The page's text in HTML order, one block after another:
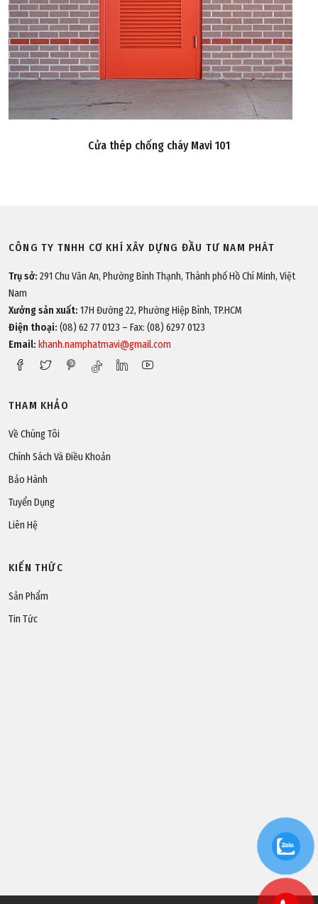
Cửa thép chống cháy Mavi 101
CÔNG TY TNHH CƠ KHÍ XÂY DỰNG ĐẦU TƯ NAM PHÁT
Trụ sở: 291 Chu Văn An, Phường Bình Thạnh, Thành phố Hồ Chí Minh, Việt
Nam
Xưởng sản xuất: 17H Đường 22, Phường Hiệp Bình, TP.HCM
Điện thoại: (08) 62 77 0123 – Fax: (08) 6297 0123
Email: khanh.namphatmavi@gmail.com
THAM KHẢO
Về Chúng Tôi
Chính Sách Và Điều Khoản
Bảo Hành
Tuyển Dụng
Liên Hệ
KIẾN THỨC
Sản Phẩm
Tin Tức